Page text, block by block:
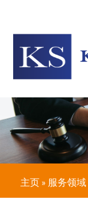
主页 » 服务领域